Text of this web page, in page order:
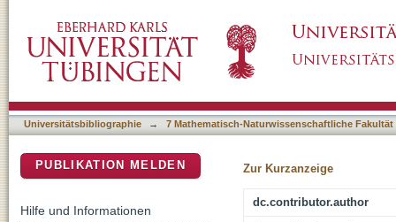
Sensitivity
Universitätsbibliographie → 7 Mathematisch-Naturwissenschaftliche Fakultät
Zur Kurzanzeige
dc.contributor.author
PUBLIKATION MELDEN
Hilfe und Informationen